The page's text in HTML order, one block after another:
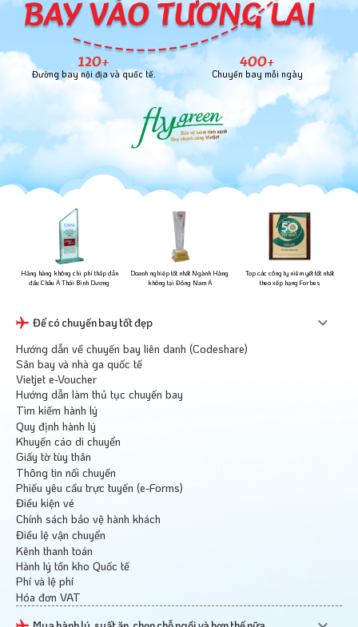
120+
Đường bay nội địa và quốc tế.
400+
Chuyến bay mỗi ngày
Hãng hàng không chi phí thấp dẫn
đầu Châu Á Thái Bình Dương
Doanh nghiệp tốt nhất Ngành Hàng
không tại Đông Nam Á
Top các công ty niêm yết tốt nhất
theo xếp hạng Forbes
Để có chuyến bay tốt đẹp
Hướng dẫn về chuyến bay liên danh (Codeshare)
Sân bay và nhà ga quốc tế
Vietjet e-Voucher
Hướng dẫn làm thủ tục chuyến bay
Tìm kiếm hành lý
Quy định hành lý
Khuyến cáo di chuyển
Giấy tờ tùy thân
Thông tin nối chuyến
Phiếu yêu cầu trực tuyến (e-Forms)
Điều kiện vé
Chính sách bảo vệ hành khách
Điều lệ vận chuyển
Kênh thanh toán
Hành lý tồn kho Quốc tế
Phí và lệ phí
Hóa đơn VAT